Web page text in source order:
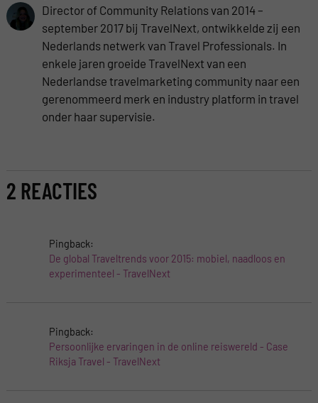
Director of Community Relations van 2014 –
september 2017 bij TravelNext, ontwikkelde zij een
Nederlands netwerk van Travel Professionals. In
enkele jaren groeide TravelNext van een
Nederlandse travelmarketing community naar een
gerenommeerd merk en industry platform in travel
onder haar supervisie.
2 REACTIES
Pingback:
De global Traveltrends voor 2015: mobiel, naadloos en
experimenteel - TravelNext
Pingback:
Persoonlijke ervaringen in de online reiswereld - Case
Riksja Travel - TravelNext